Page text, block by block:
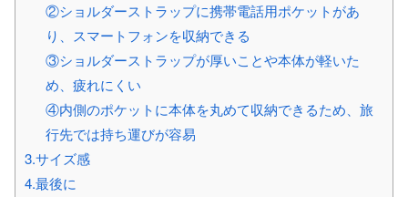
②ショルダーストラップに携帯電話用ポケットがあ
り、スマートフォンを収納できる
③ショルダーストラップが厚いことや本体が軽いた
め、疲れにくい
④内側のポケットに本体を丸めて収納できるため、旅
行先では持ち運びが容易
3.サイズ感
4.最後に